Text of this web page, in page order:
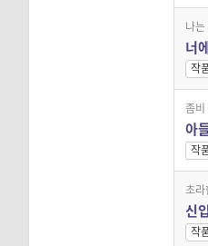
나
너
작
좀비
아
작
초라
신
작